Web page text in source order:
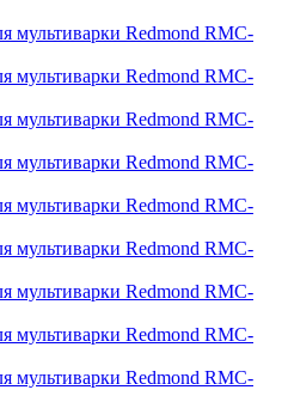
мультиварки Redmond RMC-
мультиварки Redmond RMC-
мультиварки Redmond RMC-
мультиварки Redmond RMC-
мультиварки Redmond RMC-
мультиварки Redmond RMC-
мультиварки Redmond RMC-
мультиварки Redmond RMC-
мультиварки Redmond RMC-